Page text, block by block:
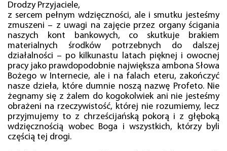
Drodzy Przyjaciele,
z sercem pełnym wdzięczności, ale i smutku jesteśmy
zmuszeni – z uwagi na zajęcie przez organy ścigania
naszych kont bankowych, co skutkuje brakiem
materialnych środków potrzebnych do dalszej
działalności – po kilkunastu latach pięknej i owocnej
pracy jako prawdopodobnie największa ambona Słowa
Bożego w Internecie, ale i na falach eteru, zakończyć
nasze dzieła, które dumnie noszą nazwę Profeto. Nie
żegnamy się z żalem do kogokolwiek ani nie jesteśmy
obrażeni na rzeczywistość, której nie rozumiemy, lecz
przyjmujemy to z chrześcijańską pokorą i z głęboką
wdzięcznością wobec Boga i wszystkich, którzy byli
częścią tej drogi.